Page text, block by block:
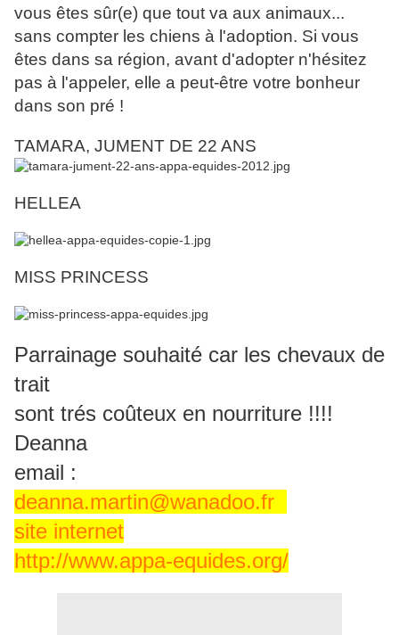
vous êtes sûr(e) que tout va aux animaux...
sans compter les chiens à l'adoption. Si vous
êtes dans sa région, avant d'adopter n'hésitez
pas à l'appeler, elle a peut-être votre bonheur
dans son pré !
TAMARA, JUMENT DE 22 ANS
HELLEA
MISS PRINCESS
Parrainage souhaité car les chevaux de
trait
sont trés coûteux en nourriture !!!!
Deanna
email :
deanna.martin@wanadoo.fr
site internet
http://www.appa-equides.org/